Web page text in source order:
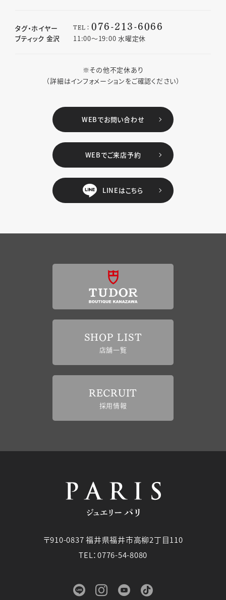
タグ・ホイヤー
ブティック 金沢
TEL： 076-213-6066
11:00〜19:00 水曜定休
※その他不定休あり
（詳細はインフォメーションをご確認ください）
WEBでお問い合わせ
WEBでご来店予約
LINEはこちら
SHOP LIST
店舗一覧
RECRUIT
採用情報
〒910-0837 福井県福井市高柳2丁目110
TEL：0776-54-8080